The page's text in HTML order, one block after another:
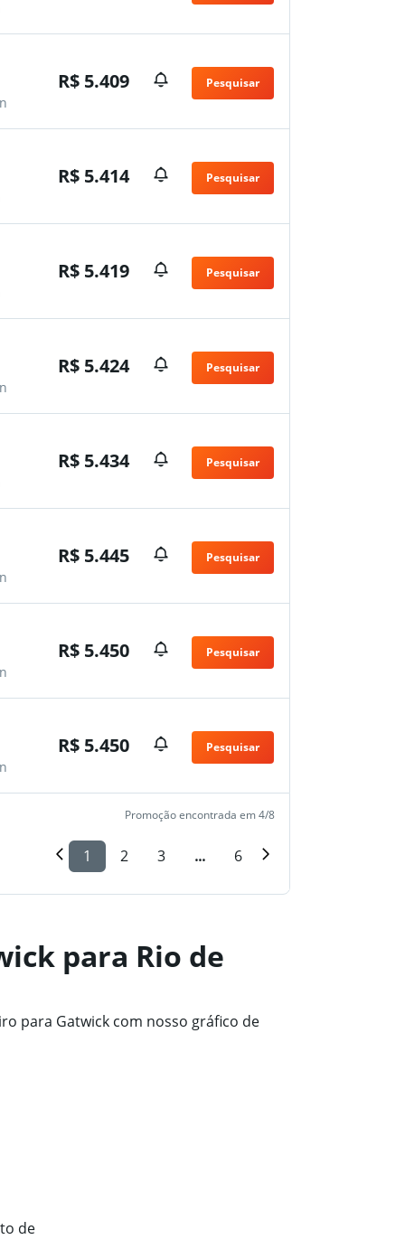
R$ 5.409 Pesquisar
R$ 5.414 Pesquisar
R$ 5.419 Pesquisar
R$ 5.424 Pesquisar
R$ 5.434 Pesquisar
R$ 5.445 Pesquisar
R$ 5.450 Pesquisar
R$ 5.450 Pesquisar
Promoção encontrada em 4/8
1 2 3 ... 6
para Rio de
para Gatwick com nosso gráfico de
de